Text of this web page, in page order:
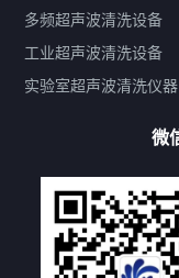
带加热
功率可调
双波脱气
机械旋钮
厨具清洗机
超声波
高
大型单槽带过滤系列
客户定制非标机参考
轮胎清洗机
多频
多频超声波清洗设备
工业超声波清洗设备
实验室超声波清洗仪器
微